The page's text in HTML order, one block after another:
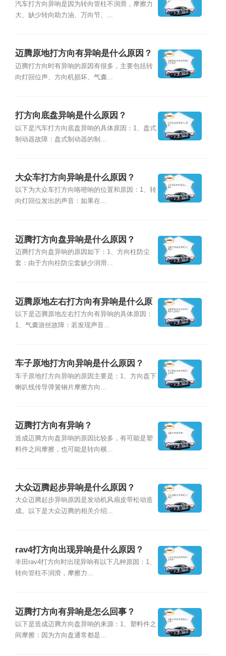
汽车打方向异响是因为转向管柱不润滑，摩擦力
大、缺少转向助力油、万向节、...
迈腾原地打方向有异响是什么原因？
迈腾打方向时有异响的原因有很多，主要包括转
向灯回位声、方向机损坏、气囊...
打方向底盘异响是什么原因？
以下是汽车打方向底盘异响的具体原因：1、盘式
制动器故障：盘式制动器的制...
大众车打方向异响是什么原因？
以下为大众车打方向咯噔响的位置和原因：1、转
向灯回位发出的声音：如果在...
迈腾打方向盘异响是什么原因？
迈腾打方向盘异响的原因如下：1、方向柱防尘
套：由于方向柱防尘套缺少润滑...
迈腾原地左右打方向有异响是什么原
因？
以下是迈腾原地左右打方向有异响的具体原因：
1、气囊游丝故障：若发现声音...
车子原地打方向异响是什么原因？
车子原地打方向异响的原因主要是：1、方向盘下
喇叭线传导弹簧钢片摩擦方向...
迈腾打方向有异响？
造成迈腾方向盘异响的原因比较多，有可能是塑
料件之间摩擦，也可能是转向横...
大众迈腾起步异响是什么原因？
大众迈腾起步异响原因是发动机风扇皮带松动造
成。以下是大众迈腾的相关介绍...
rav4打方向出现异响是什么原因？
丰田rav4打方向时出现异响有以下几种原因：1、
转向管柱不润滑，摩擦力...
迈腾打方向有异响是怎么回事？
以下是造成迈腾方向盘异响的来源：1、塑料件之
间摩擦：因为方向盘通常都是...